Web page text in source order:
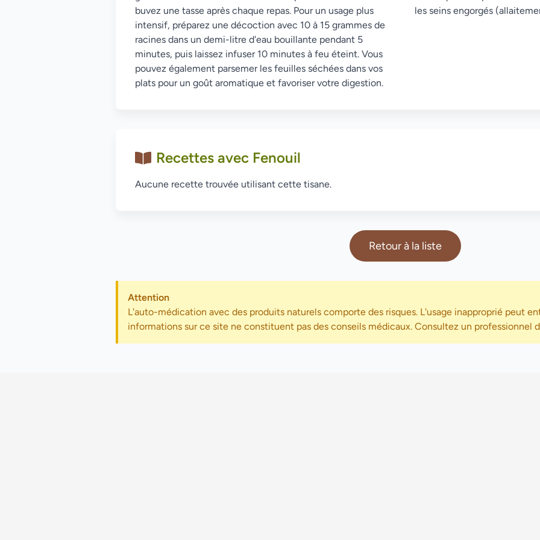
buvez une tasse après chaque repas. Pour un usage plus
intensif, préparez une décoction avec 10 à 15 grammes de
racines dans un demi-litre d'eau bouillante pendant 5
minutes, puis laissez infuser 10 minutes à feu éteint. Vous
pouvez également parsemer les feuilles séchées dans vos
plats pour un goût aromatique et favoriser votre digestion.
les seins engorgés
Recettes avec Fenouil
Aucune recette trouvée utilisant cette tisane.
Retour à la liste
Attention
L'auto-médication avec des produits naturels comporte des risques. L'usage inapproprié peut
informations sur ce site ne constituent pas des conseils médicaux. Consultez un professionnel